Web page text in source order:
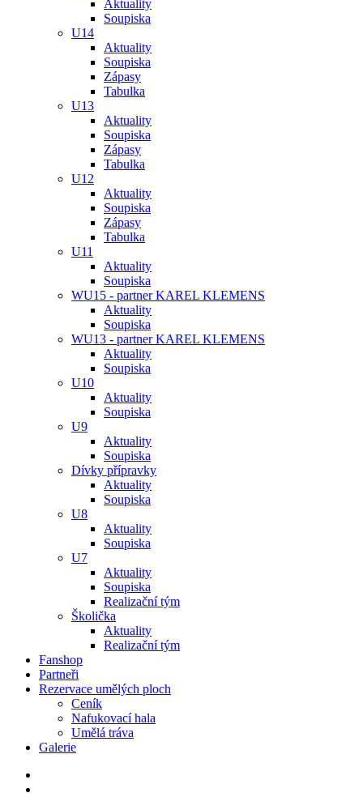
Aktuality
Soupiska
U14
Aktuality
Soupiska
Zápasy
Tabulka
U13
Aktuality
Soupiska
Zápasy
Tabulka
U12
Aktuality
Soupiska
Zápasy
Tabulka
U11
Aktuality
Soupiska
WU15 - partner KAREL KLEMENS
Aktuality
Soupiska
WU13 - partner KAREL KLEMENS
Aktuality
Soupiska
U10
Aktuality
Soupiska
U9
Aktuality
Soupiska
Dívky přípravky
Aktuality
Soupiska
U8
Aktuality
Soupiska
U7
Aktuality
Soupiska
Realizační tým
Školička
Aktuality
Realizační tým
Fanshop
Partneři
Rezervace umělých ploch
Ceník
Nafukovací hala
Umělá tráva
Galerie